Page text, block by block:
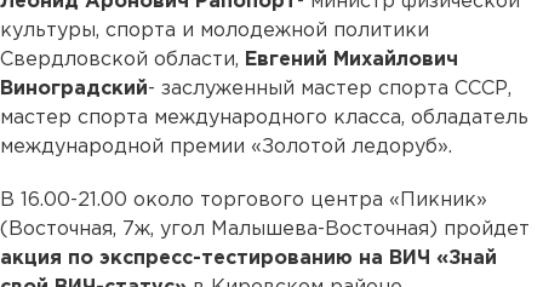
культуры, спорта и молодежной политики
Свердловской области, Евгений Михайлович
Виноградский- заслуженный мастер спорта СССР,
мастер спорта международного класса, обладатель
международной премии «Золотой ледоруб».
В 16.00-21.00 около торгового центра «Пикник»
(Восточная, 7ж, угол Малышева-Восточная) пройдет
акция по экспресс-тестированию на ВИЧ «Знай